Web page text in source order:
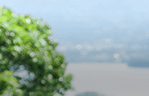
珈琲/茶/ドリンク
旬の食材
キッズベビー
ペット関連